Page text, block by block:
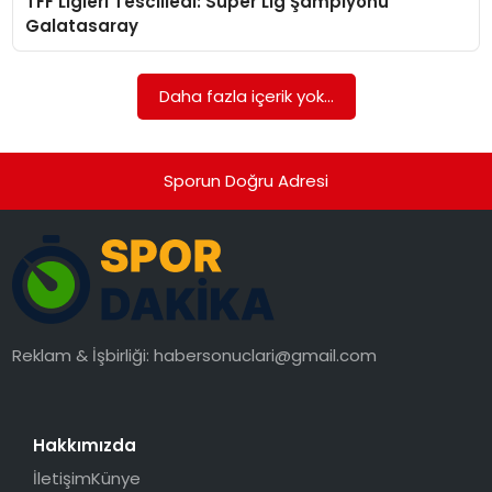
SAĞLIK
YAŞAM
Galatasaray
Daha fazla içerik yok...
Sporun Doğru Adresi
Reklam & İşbirliği:habersonuclari@gmail.com
Hakkımızda
İletişimKünye